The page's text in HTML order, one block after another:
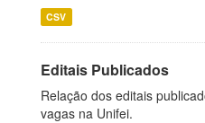
CSV
Editais Publicados
Relação dos editais
vagas na Unifei.